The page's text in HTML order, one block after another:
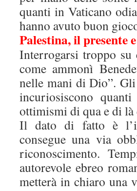
quanti in Vaticano
hanno avuto buon
Palestina, il presente
Interrogarsi troppo su
come ammonì
nelle mani di Dio”.
incuriosiscono
ottimismi di qua e di
Il dato di fatto è
consegue una via
riconoscimento.
autorevole ebreo
metterà in chiaro una